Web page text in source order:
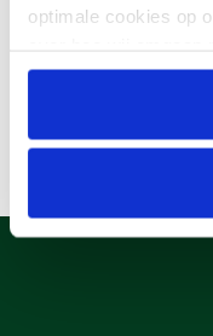
optimale cookies op
raadpleeg onze
instellingen te allen
de website.